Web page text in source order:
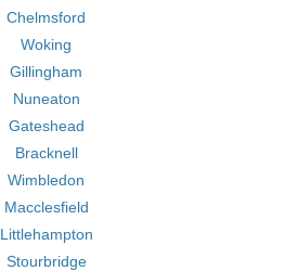
Chelmsford
Woking
Gillingham
Nuneaton
Gateshead
Bracknell
Wimbledon
Macclesfield
Littlehampton
Stourbridge